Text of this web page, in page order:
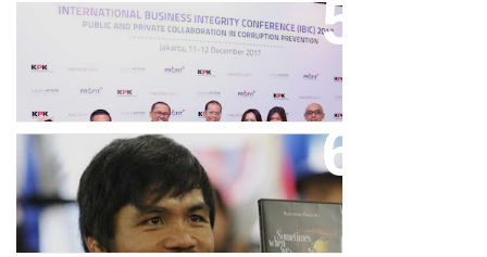
Keren, Bank BJB Kantongi
Puluhan Penghargaan Sepanjang
2017
Dicibir Di Medsos, Manny
Pacquiao Tegaskan Pendirian
Tolak LGBT